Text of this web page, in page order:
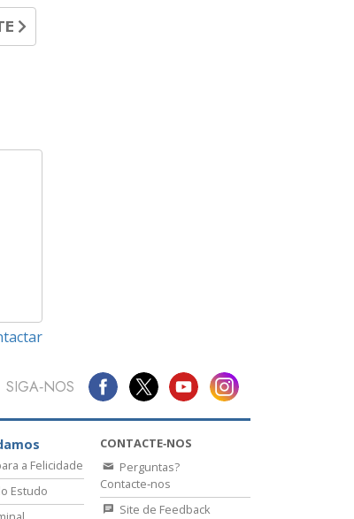
SIGA‑NOS
a Felicidade
Estudo
CONTACTE‑NOS
Perguntas?
Contacte‑nos
Site de Feedback